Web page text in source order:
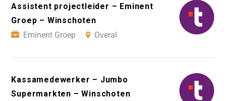
Assistent projectleider – Eminent
Groep – Winschoten
Eminent Groep
Overal
Kassamedewerker – Jumbo
Supermarkten – Winschoten